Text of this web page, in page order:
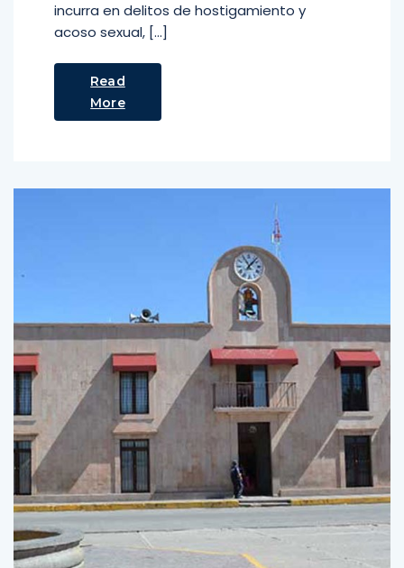
incurra en delitos de hostigamiento y
acoso sexual, […]
Read
More